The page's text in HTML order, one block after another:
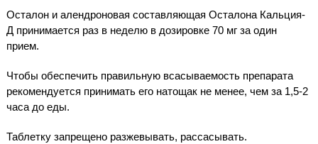
Осталон и алендроновая составляющая Осталона Кальция-
Д принимается раз в неделю в дозировке 70 мг за один
прием.
Чтобы обеспечить правильную всасываемость препарата
рекомендуется принимать его натощак не менее, чем за 1,5-2
часа до еды.
Таблетку запрещено разжевывать, рассасывать.